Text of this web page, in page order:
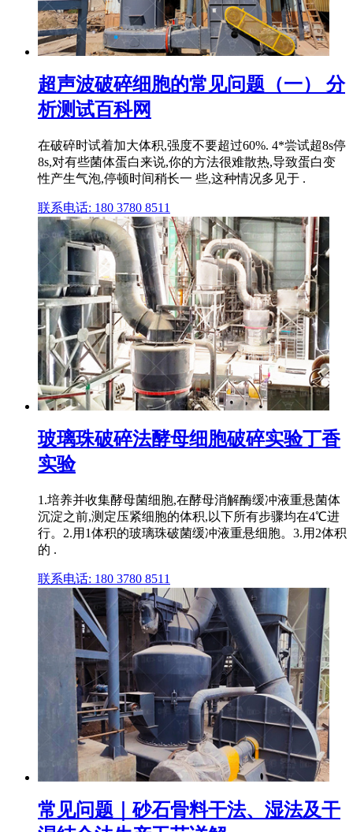
超声波破碎细胞的常见问题（一） 分
析测试百科网
在破碎时试着加大体积,强度不要超过60%. 4*尝试超8s停
8s,对有些菌体蛋白来说,你的方法很难散热,导致蛋白变
性产生气泡,停顿时间稍长一 些,这种情况多见于 .
联系电话: 180 3780 8511
玻璃珠破碎法酵母细胞破碎实验丁香
实验
1.培养并收集酵母菌细胞,在酵母消解酶缓冲液重悬菌体
沉淀之前,测定压紧细胞的体积,以下所有步骤均在4℃进
行。2.用1体积的玻璃珠破菌缓冲液重悬细胞。3.用2体积
的 .
联系电话: 180 3780 8511
常见问题｜砂石骨料干法、湿法及干